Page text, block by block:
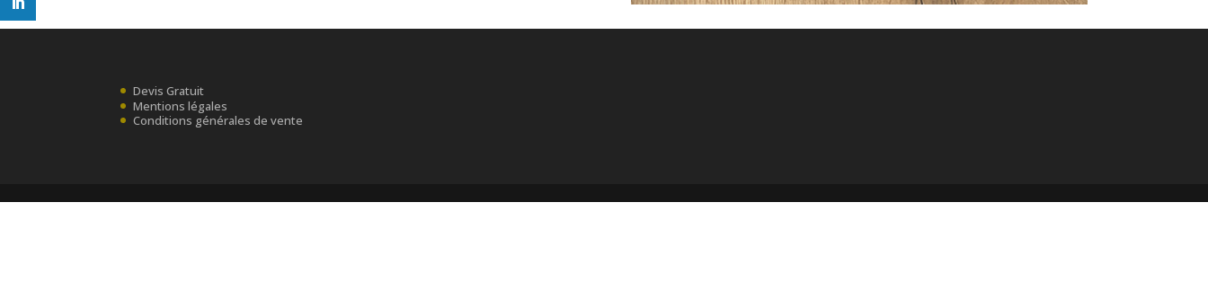
Devis Gratuit
Mentions légales
Conditions générales de vente